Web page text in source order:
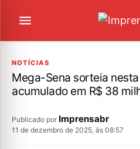
NOTÍCIAS
Mega-Sena sorteia
acumulado em R$ 38
Publicado por Imprensabr
11 de dezembro de 2025, às 08:57